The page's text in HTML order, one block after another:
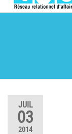
JUIL
03
2014